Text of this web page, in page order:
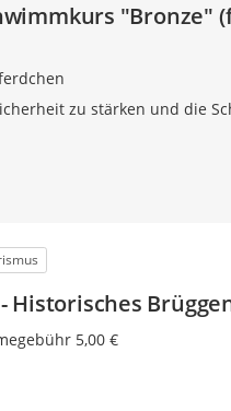
"Bronze"
zu stärken und die
Historisches
5,00 €